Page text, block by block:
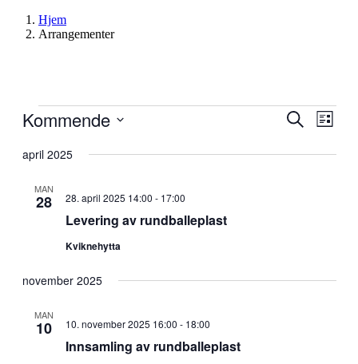
Hjem
Arrangementer
Arrangementer
and
Søk
Liste
Kommende
dato.
april 2025
MAN
28
Levering av rundballeplast
28. april 2025 14:00 - 17:00
Kviknehytta
november 2025
MAN
10
Innsamling av rundballeplast
10. november 2025 16:00 - 18:00